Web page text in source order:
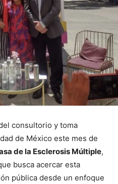
consultorio y toma
de México este mes de
de la Esclerosis Múltiple,
busca acercar esta
pública desde un enfoque